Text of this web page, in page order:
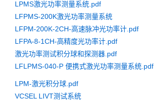
LPMS激光功率测量系统.pdf
LFPMS-200K激光功率测量系统
LFPM-200K-2CH-高速脉冲光功率计.pdf
LFPA-8-1CH-高精度光功率计.pdf
激光功率测试积分球和探测器.pdf
LFLPMS-040-P 便携式激光功率测量系统.pdf
LPM-激光积分球.pdf
VCSEL LIVT测试系统